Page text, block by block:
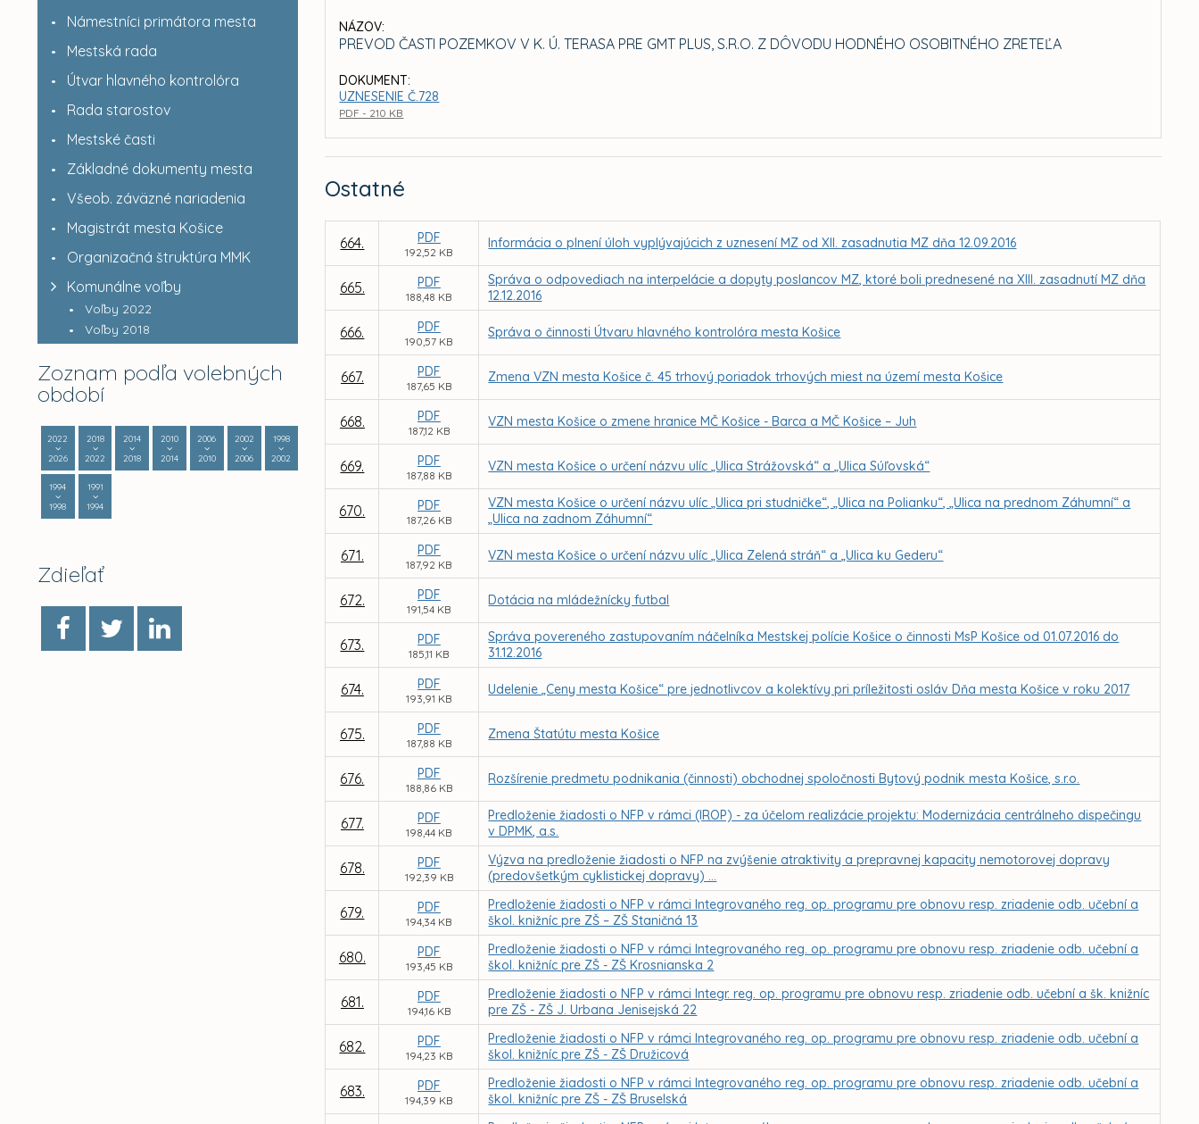
Námestníci primátora mesta
Mestská rada
Útvar hlavného kontrolóra
Rada starostov
Mestské časti
Základné dokumenty mesta
Všeob. záväzné nariadenia
Magistrát mesta Košice
Organizačná štruktúra MMK
Komunálne voľby
Voľby 2022
Voľby 2018
Zoznam podľa volebných
období
2022
2026
2018
2022
2014
2018
2010
2014
2006
2010
2002
2006
1998
2002
1994
1998
1991
1994
Zdieľať
NÁZOV:
PREVOD ČASTI POZEMKOV V K. Ú. TERASA PRE GMT PLUS, S.R.O. Z DÔVODU HODNÉHO OSOBITNÉHO ZRETEĽA
DOKUMENT:
UZNESENIE Č.728
PDF - 210 KB
Ostatné
664. PDF
192,52 KB
Informácia o plnení úloh vyplývajúcich z uznesení MZ od XII. zasadnutia MZ dňa 12.09.2016
665. PDF
188,48 KB
Správa o odpovediach na interpelácie a dopyty poslancov MZ, ktoré boli prednesené na XIII. zasadnutí MZ dňa
12.12.2016
666. PDF
190,57 KB
Správa o činnosti Útvaru hlavného kontrolóra mesta Košice
667. PDF
187,65 KB
Zmena VZN mesta Košice č. 45 trhový poriadok trhových miest na území mesta Košice
668. PDF
187,12 KB
VZN mesta Košice o zmene hranice MČ Košice - Barca a MČ Košice – Juh
669. PDF
187,88 KB
VZN mesta Košice o určení názvu ulíc „Ulica Strážovská“ a „Ulica Súľovská“
670. PDF
187,26 KB
VZN mesta Košice o určení názvu ulíc „Ulica pri studničke“, „Ulica na Polianku“, „Ulica na prednom Záhumní“ a
„Ulica na zadnom Záhumní“
671. PDF
187,92 KB
VZN mesta Košice o určení názvu ulíc „Ulica Zelená stráň“ a „Ulica ku Gederu“
672. PDF
191,54 KB
Dotácia na mládežnícky futbal
673. PDF
185,11 KB
Správa povereného zastupovaním náčelníka Mestskej polície Košice o činnosti MsP Košice od 01.07.2016 do
31.12.2016
674. PDF
193,91 KB
Udelenie „Ceny mesta Košice“ pre jednotlivcov a kolektívy pri príležitosti osláv Dňa mesta Košice v roku 2017
675. PDF
187,88 KB
Zmena Štatútu mesta Košice
676. PDF
188,86 KB
Rozšírenie predmetu podnikania (činnosti) obchodnej spoločnosti Bytový podnik mesta Košice, s.r.o.
677. PDF
198,44 KB
Predloženie žiadosti o NFP v rámci (IROP) - za účelom realizácie projektu: Modernizácia centrálneho dispečingu
v DPMK, a.s.
678. PDF
192,39 KB
Výzva na predloženie žiadosti o NFP na zvýšenie atraktivity a prepravnej kapacity nemotorovej dopravy
(predovšetkým cyklistickej dopravy) ...
679. PDF
194,34 KB
Predloženie žiadosti o NFP v rámci Integrovaného reg. op. programu pre obnovu resp. zriadenie odb. učební a
škol. knižníc pre ZŠ – ZŠ Staničná 13
680. PDF
193,45 KB
Predloženie žiadosti o NFP v rámci Integrovaného reg. op. programu pre obnovu resp. zriadenie odb. učební a
škol. knižníc pre ZŠ - ZŠ Krosnianska 2
681. PDF
194,16 KB
Predloženie žiadosti o NFP v rámci Integr. reg. op. programu pre obnovu resp. zriadenie odb. učební a šk. knižníc
pre ZŠ - ZŠ J. Urbana Jenisejská 22
682. PDF
194,23 KB
Predloženie žiadosti o NFP v rámci Integrovaného reg. op. programu pre obnovu resp. zriadenie odb. učební a
škol. knižníc pre ZŠ - ZŠ Družicová
683. PDF
194,39 KB
Predloženie žiadosti o NFP v rámci Integrovaného reg. op. programu pre obnovu resp. zriadenie odb. učební a
škol. knižníc pre ZŠ - ZŠ Bruselská